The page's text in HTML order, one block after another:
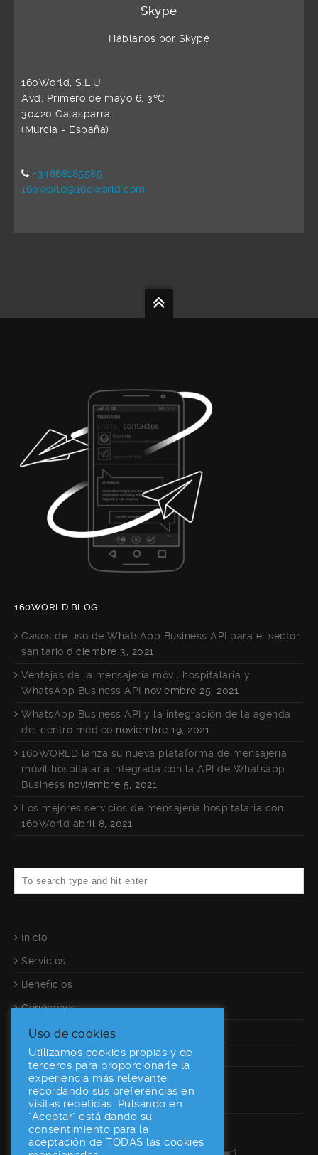
Skype
Háblanos por Skype
160World, S.L.U
Avd. Primero de mayo 6, 3ºC
30420 Calasparra
(Murcia - España)
+34868185585
160world@160world.com
160WORLD BLOG
Casos de uso de WhatsApp Business API para el sector
sanitario diciembre 3, 2021
Ventajas de la mensajería móvil hospitalaria y
WhatsApp Business API noviembre 25, 2021
WhatsApp Business API y la integración de la agenda
del centro médico noviembre 19, 2021
160WORLD lanza su nueva plataforma de mensajería
móvil hospitalaria integrada con la API de Whatsapp
Business noviembre 5, 2021
Los mejores servicios de mensajería hospitalaria con
160World abril 8, 2021
Inicio
Servicios
Beneficios
Conócenos
Referencias
Calculadora
Contacto
Desarrolladores
Uso de cookies
Utilizamos cookies propias y de
terceros para proporcionarle la
experiencia más relevante
recordando sus preferencias en
visitas repetidas. Pulsando en
"Aceptar" está dando su
consentimiento para la
aceptación de TODAS las cookies